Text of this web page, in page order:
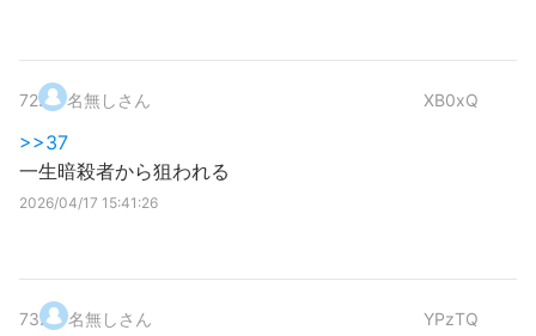
72. 名無しさん XB0xQ
>>37
一生暗殺者から狙われる
2026/04/17 15:41:26
73. 名無しさん YPzTQ